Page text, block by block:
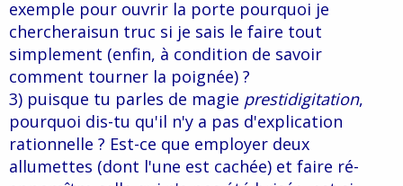
exemple pour ouvrir la porte pourquoi je
chercheraisun truc si je sais le faire tout
simplement (enfin, à condition de savoir
comment tourner la poignée) ?
3) puisque tu parles de magie prestidigitation,
pourquoi dis-tu qu'il n'y a pas d'explication
rationnelle ? Est-ce que employer deux
allumettes (dont l'une est cachée) et faire ré-